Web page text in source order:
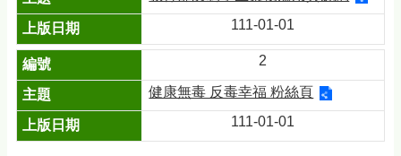
111-01-01
2
健康無毒 反毒幸福 粉絲頁
111-01-01